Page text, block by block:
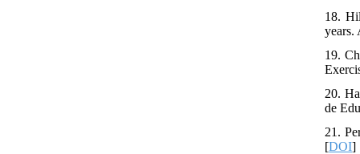
18.
years.
19.
20.
de
21.
[DOI]